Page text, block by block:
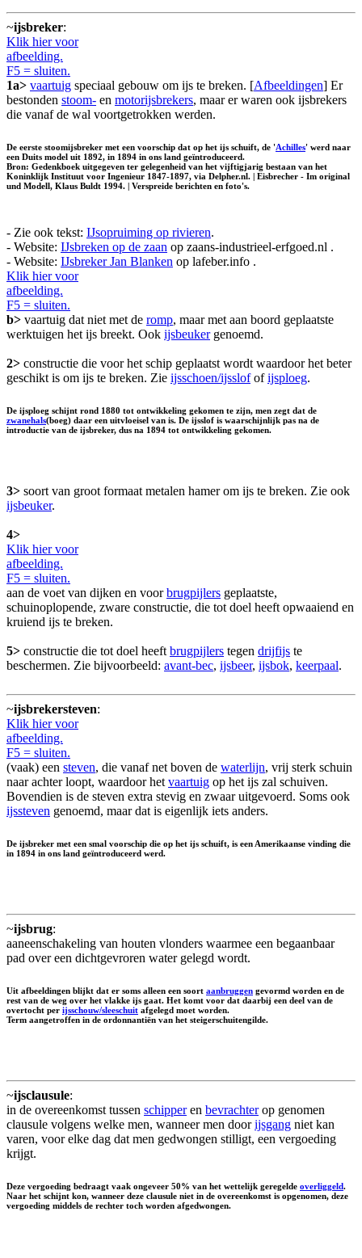
~ijsbreker:
Klik hier voor
afbeelding.
F5 = sluiten.
1a> vaartuig speciaal gebouw om ijs te breken. [Afbeeldingen] Er
bestonden stoom- en motorijsbrekers, maar er waren ook ijsbrekers
die vanaf de wal voortgetrokken werden.
De eerste stoomijsbreker met een voorschip dat op het ijs schuift, de 'Achilles' werd naar
een Duits model uit 1892, in 1894 in ons land geïntroduceerd.
Bron: Gedenkboek uitgegeven ter gelegenheid van het vijftigjarig bestaan van het
Koninklijk Instituut voor Ingenieur 1847-1897, via Delpher.nl. | Eisbrecher - Im original
und Modell, Klaus Buldt 1994. | Verspreide berichten en foto's.
- Zie ook tekst: IJsopruiming op rivieren.
- Website: IJsbreken op de zaan op zaans-industrieel-erfgoed.nl .
- Website: IJsbreker Jan Blanken op lafeber.info .
Klik hier voor
afbeelding.
F5 = sluiten.
b> vaartuig dat niet met de romp, maar met aan boord geplaatste
werktuigen het ijs breekt. Ook ijsbeukergenoemd.
2> constructie die voor het schip geplaatst wordt waardoor het beter
geschikt is om ijs te breken. Zie ijsschoen/ijsslofofijsploeg.
De ijsploeg schijnt rond 1880 tot ontwikkeling gekomen te zijn, men zegt dat de
zwanehals(boeg) daar een uitvloeisel van is. De ijsslof is waarschijnlijk pas na de
introductie van de ijsbreker, dus na 1894 tot ontwikkeling gekomen.
3> soort van groot formaat metalen hamer om ijs te breken. Zie ook
ijsbeuker.
4>
Klik hier voor
afbeelding.
F5 = sluiten.
aan de voet van dijken en voorbrugpijlers geplaatste,
schuinoplopende, zware constructie, die tot doel heeft opwaaiend en
kruiend ijs te breken.
5> constructie die tot doel heeft brugpijlers tegen drijfijs te
beschermen. Zie bijvoorbeeld: avant-bec, ijsbeer, ijsbok, keerpaal.
~ijsbrekersteven:
Klik hier voor
afbeelding.
F5 = sluiten.
(vaak) een steven, die vanaf net boven de waterlijn, vrij sterk schuin
naar achter loopt, waardoor het vaartuig op het ijs zal schuiven.
Bovendien is de steven extra stevig en zwaar uitgevoerd. Soms ook
ijssteven genoemd, maar dat is eigenlijk iets anders.
De ijsbreker met een smal voorschip die op het ijs schuift, is een Amerikaanse vinding die
in 1894 in ons land geïntroduceerd werd.
~ijsbrug:
aaneenschakeling van houten vlonders waarmee een begaanbaar
pad over een dichtgevroren water gelegd wordt.
Uit afbeeldingen blijkt dat er soms alleen een soort aanbruggen gevormd worden en de
rest van de weg over het vlakke ijs gaat. Het komt voor dat daarbij een deel van de
overtocht per ijsschouw/sleeschuit afgelegd moet worden.
Term aangetroffen in de ordonnantiën van het steigerschuitengilde.
~ijsclausule:
in de overeenkomst tussen schipperen bevrachterop genomen
clausule volgens welke men, wanneer men doorijsgang niet kan
varen, voor elke dag dat men gedwongen stilligt, een vergoeding
krijgt.
Deze vergoeding bedraagt vaak ongeveer 50% van het wettelijk geregelde overliggeld.
Naar het schijnt kon, wanneer deze clausule niet in de overeenkomst is opgenomen, deze
vergoeding middels de rechter toch worden afgedwongen.